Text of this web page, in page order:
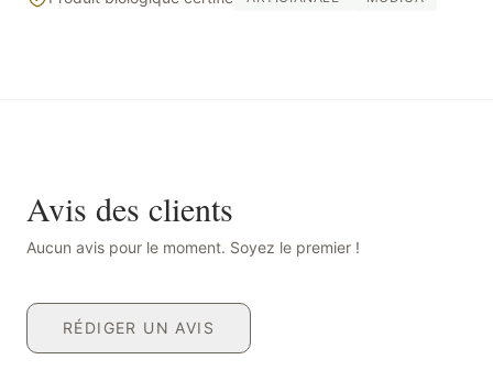
Avis des clients
Aucun avis pour le moment. Soyez le premier !
RÉDIGER UN AVIS